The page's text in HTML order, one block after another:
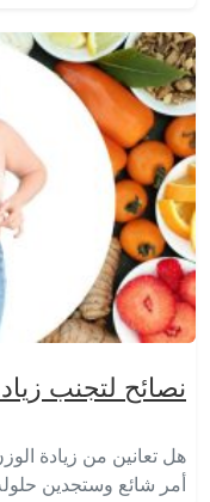
نصائح لتجنب
هل تعانين من زيادة
أمر شائع وستجدين